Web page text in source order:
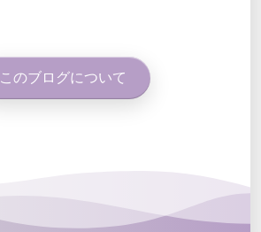
このブログについて